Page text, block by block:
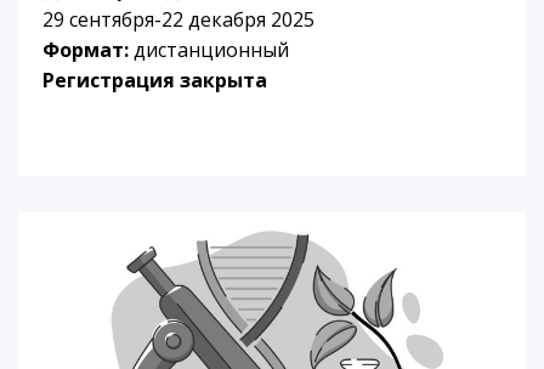
29 сентября-22 декабря 2025
Формат:дистанционный
Регистрация закрыта